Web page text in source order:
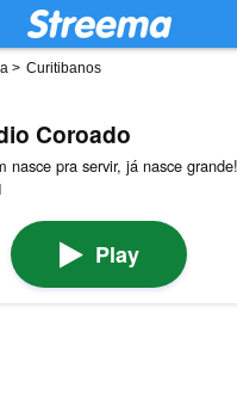
> Curitibanos
Coroado
nasce pra servir, já nasce
Play